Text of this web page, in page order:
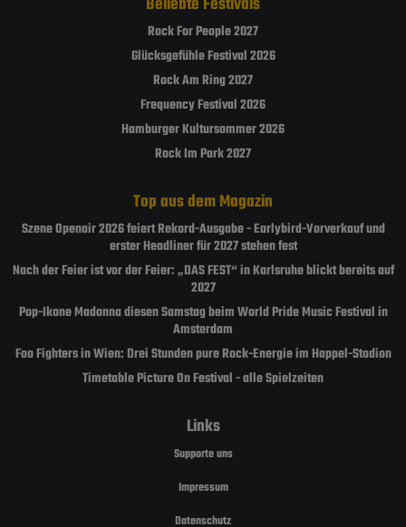
Rock For People 2027
Glücksgefühle Festival 2026
Rock Am Ring 2027
Frequency Festival 2026
Hamburger Kultursommer 2026
Rock Im Park 2027
Top aus dem Magazin
Szene Openair 2026 feiert Rekord-Ausgabe - Earlybird-Vorverkauf und
erster Headliner für 2027 stehen fest
Nach der Feier ist vor der Feier: „DAS FEST“ in Karlsruhe blickt bereits auf
2027
Pop-Ikone Madonna diesen Samstag beim World Pride Music Festival in
Amsterdam
Foo Fighters in Wien: Drei Stunden pure Rock-Energie im Happel-Stadion
Timetable Picture On Festival - alle Spielzeiten
Links
Supporte uns
Impressum
Datenschutz